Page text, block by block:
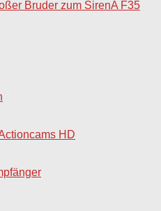
Bruder zum SirenA F35
HD